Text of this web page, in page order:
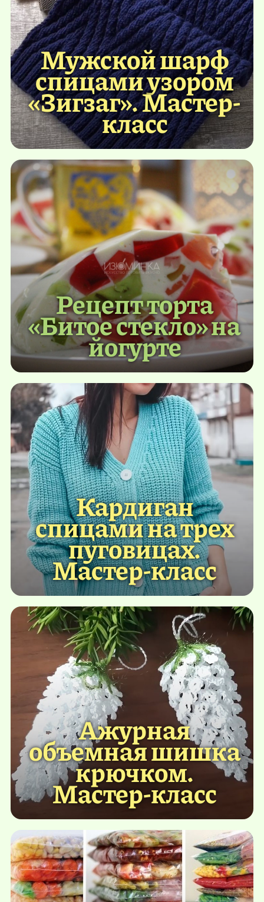
Мужской шарф
спицами узором
«Зигзаг». Мастер-
класс
Рецепт торта
«Битое стекло» на
йогурте
Кардиган
спицами на трех
пуговицах.
Мастер-класс
Ажурная
объемная шишка
крючком.
Мастер-класс